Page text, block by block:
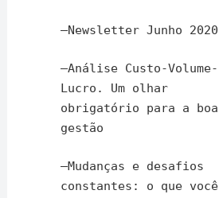
–Newsletter Junho 2020
–Análise Custo-Volume-
Lucro. Um olhar
obrigatório para a boa
gestão
–Mudanças e desafios
constantes: o que você